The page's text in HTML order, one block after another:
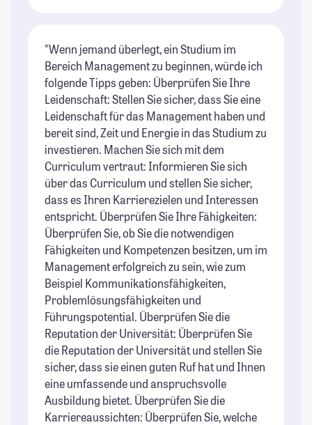
"Wenn jemand überlegt, ein Studium im
Bereich Management zu beginnen, würde ich
folgende Tipps geben: Überprüfen Sie Ihre
Leidenschaft: Stellen Sie sicher, dass Sie eine
Leidenschaft für das Management haben und
bereit sind, Zeit und Energie in das Studium zu
investieren. Machen Sie sich mit dem
Curriculum vertraut: Informieren Sie sich
über das Curriculum und stellen Sie sicher,
dass es Ihren Karrierezielen und Interessen
entspricht. Überprüfen Sie Ihre Fähigkeiten:
Überprüfen Sie, ob Sie die notwendigen
Fähigkeiten und Kompetenzen besitzen, um im
Management erfolgreich zu sein, wie zum
Beispiel Kommunikationsfähigkeiten,
Problemlösungsfähigkeiten und
Führungspotential. Überprüfen Sie die
Reputation der Universität: Überprüfen Sie
die Reputation der Universität und stellen Sie
sicher, dass sie einen guten Ruf hat und Ihnen
eine umfassende und anspruchsvolle
Ausbildung bietet. Überprüfen Sie die
Karriereaussichten: Überprüfen Sie, welche